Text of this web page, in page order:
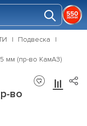
Подвеска
мм (пр-во КамАЗ)
во